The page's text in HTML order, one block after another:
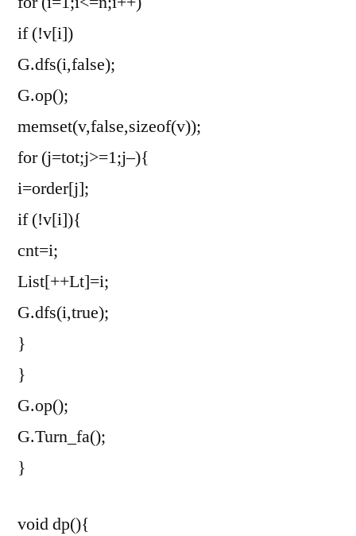
if (!v[i])
G.dfs(i,false);
G.op();
memset(v,false,sizeof(v));
for (j=tot;j>=1;j–){
i=order[j];
if (!v[i]){
cnt=i;
List[++Lt]=i;
G.dfs(i,true);
}
}
G.op();
G.Turn_fa();
}
void dp(){